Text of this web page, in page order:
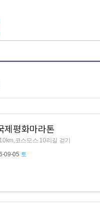
제평화마라톤
코스모스 10리길 걷기
09-05 토